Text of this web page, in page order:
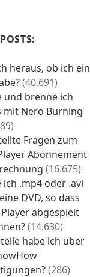
heraus, ob ich ein
(40.691)
und brenne ich
mit Nero Burning
Fragen zum
Abonnement
(16.675)
.mp4 oder .avi
DVD, so dass
abgespielt
(14.630)
habe ich über
(286)